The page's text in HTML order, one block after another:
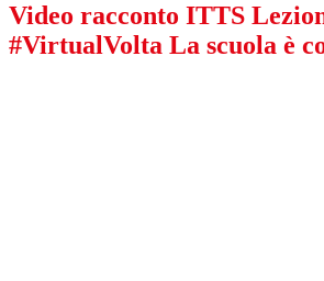
Video racconto ITTS
#VirtualVolta La scuola è